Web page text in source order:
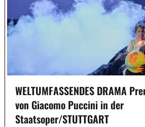
WELTUMFASSENDES DRAMA
von Giacomo Puccini in der
Staatsoper/STUTTGART